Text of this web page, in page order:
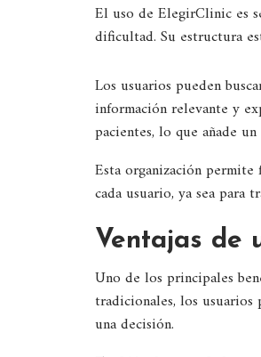
El uso de ElegirClinic es
dificultad. Su estructura
Los usuarios pueden
información relevante y
pacientes, lo que añade
Esta organización permite
cada usuario, ya sea para
Ventajas de
Uno de los principales
tradicionales, los usuarios
una decisión.